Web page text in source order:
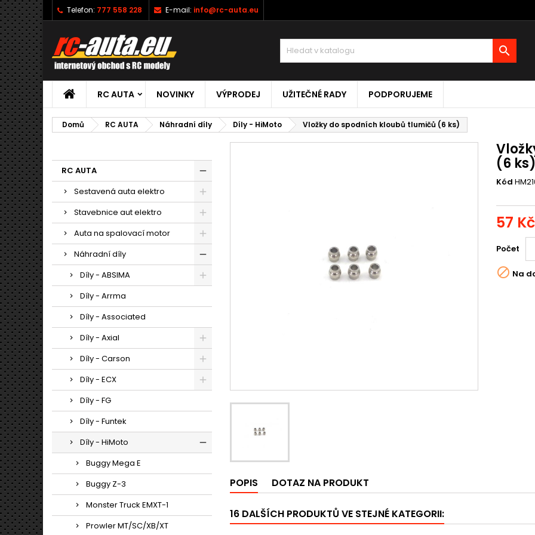
Telefon: 777 558 228 E-mail: info@rc-auta.eu

RC AUTA NOVINKY VÝPRODEJ UŽITEČNÉ RADY PODPORUJEME
Domů RC AUTA Náhradní díly Díly - HiMoto Vložky do spodních kloubů tlumičů (6 ks)
RC AUTA
Sestavená auta elektro
Stavebnice aut elektro
Auta na spalovací motor
Náhradní díly
Díly - ABSIMA
Díly - Arrma
Díly - Associated
Díly - Axial
Díly - Carson
Díly - ECX
Díly - FG
Díly - Funtek
Díly - HiMoto
Buggy Mega E
Buggy Z-3
Monster Truck EMXT-1
Prowler MT/SC/XB/XT
(6
Kód
57 Kč
Počet
 Na
POPIS DOTAZ NA PRODUKT
16 DALŠÍCH PRODUKTŮ VE STEJNÉ KATEGORII: